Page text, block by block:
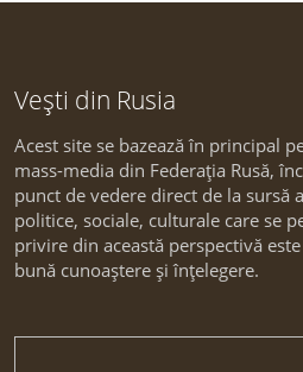
Vești din Rusia
Acest site se bazează în principal
mass-media din Federația Rusă,
punct de vedere direct de la sursă
politice, sociale, culturale care se
privire din această perspectivă
bună cunoaștere și înțelegere.